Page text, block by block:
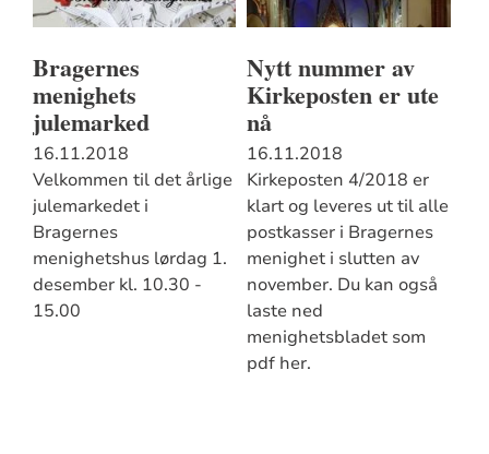
Bragernes
menighets
julemarked
16.11.2018
Velkommen til det årlige
julemarkedet i
Bragernes
menighetshus lørdag 1.
desember kl. 10.30 -
15.00
Nytt nummer av
Kirkeposten er ute
nå
16.11.2018
Kirkeposten 4/2018 er
klart og leveres ut til alle
postkasser i Bragernes
menighet i slutten av
november. Du kan også
laste ned
menighetsbladet som
pdf her.